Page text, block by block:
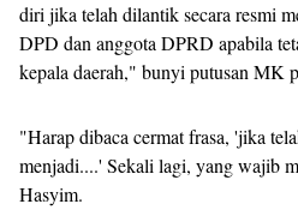
diri jika telah dilantik secara resmi
DPD dan anggota DPRD apabila
kepala daerah," bunyi putusan MK
"Harap dibaca cermat frasa, 'jika
menjadi....' Sekali lagi, yang wajib
Hasyim.